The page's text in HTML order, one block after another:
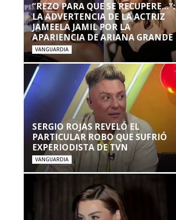
“REZO PARA QUE SE RECUPERE…”:
LA ADVERTENCIA DE LA ACTRIZ
JAMEELA JAMIL POR LA
APARIENCIA DE ARIANA GRANDE
VANGUARDIA
SERGIO ROJAS REVELÓ EL
PARTICULAR ROBO QUE SUFRIÓ
EXPERIODISTA DE TVN
VANGUARDIA